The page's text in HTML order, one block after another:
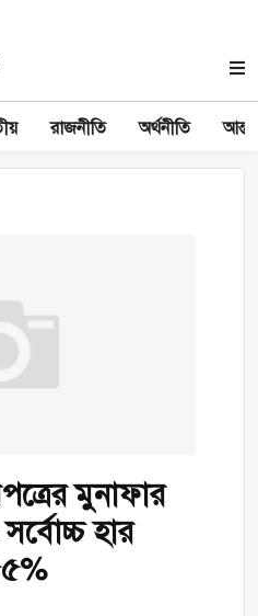
রাজনীতি অর্থনীতি
মুনাফার
হার